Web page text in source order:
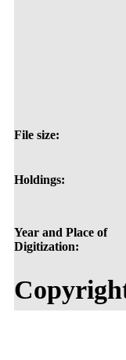
File size:
Holdings:
Year and Place of
Digitization: